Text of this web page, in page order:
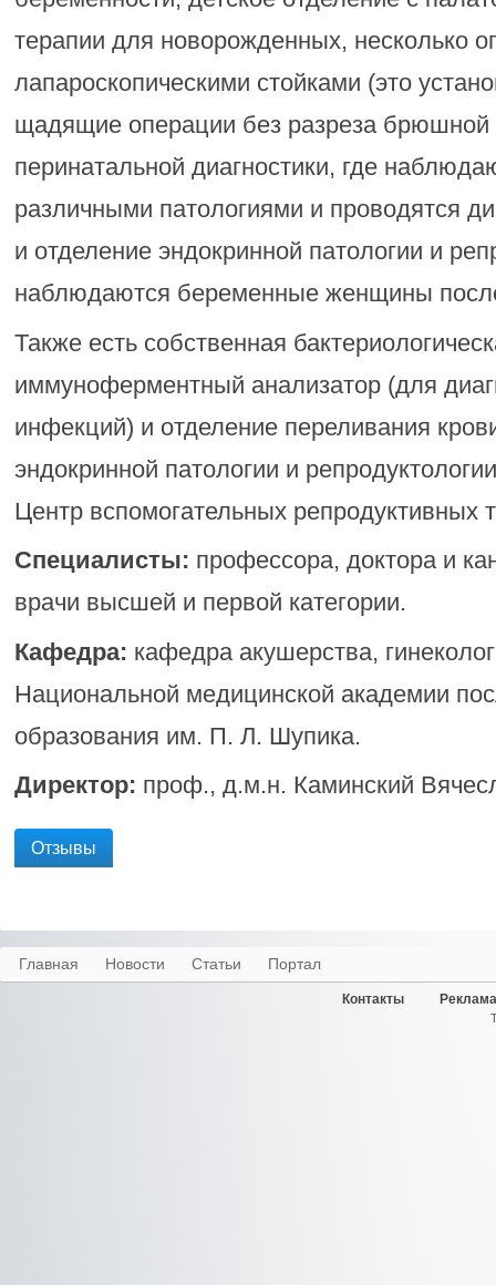
терапии для новорожденных, несколько
лапароскопическими стойками (это
щадящие операции без разреза брюшной
перинатальной диагностики, где
различными патологиями и проводятся
и отделение эндокринной патологии и
наблюдаются беременные женщины
Также есть собственная
иммуноферментный анализатор (для
инфекций) и отделение переливания
эндокринной патологии и
Центр вспомогательных репродуктивных
Специалисты: профессора, доктора и
врачи высшей и первой категории.
Кафедра: кафедра акушерства,
Национальной медицинской академии
образования им. П. Л. Шупика.
Директор: проф., д.м.н. Каминский
Отзывы
Главная Новости Статьи Портал
Контакты